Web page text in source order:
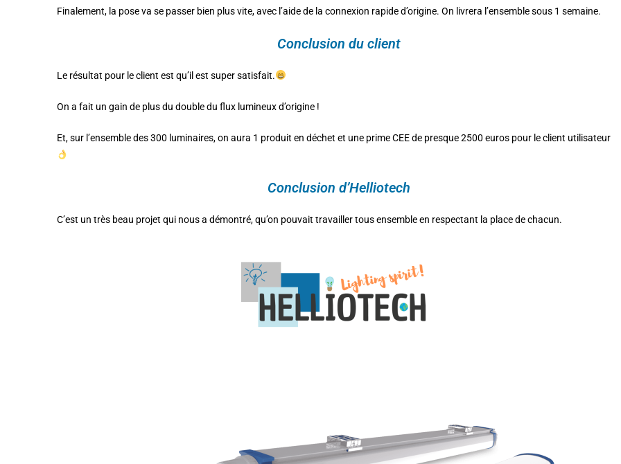
Finalement, la pose va se passer bien plus vite, avec l’aide de la connexion rapide d’origine. On livrera l’ensemble sous 1 semaine.
Conclusion du client
Le résultat pour le client est qu’il est super satisfait.
On a fait un gain de plus du double du flux lumineux d’origine !
Et, sur l’ensemble des 300 luminaires, on aura 1 produit en déchet et une prime CEE de presque 2500 euros pour le client utilisateur
Conclusion d’Helliotech
C’est un très beau projet qui nous a démontré, qu’on pouvait travailler tous ensemble en respectant la place de chacun.